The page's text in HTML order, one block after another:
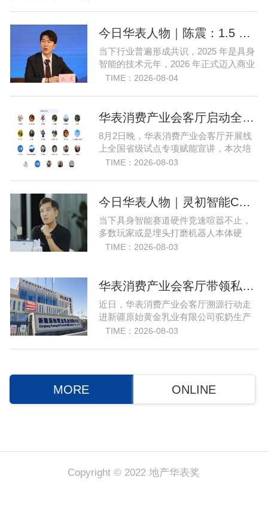
乃至各类小型智能硬件之中，凭借扎实
的技术深耕与严谨的工程思维，走出国
产 AI 差异化落地之路。在曾国洋的技术
布局中，自然流畅的全模态
今日华表人物｜陈震：1.5 亿资金赋能，享刻解锁餐饮机器人规模化
当下行业普遍形成共识，2025 年是具身
智能的技术元年，2026 年正式迈入商业
化落地关键之年。身处行业浪潮之中，
脱离真实商业需求的技术研发终究难以
长久，这也是享刻智能自创立之初便坚
守场景驱动路线的核心缘由。享刻智能
创始人、CEO 陈震纵观当前具
TIME：2026-08-04
华表消费产业会客厅启动全国省级试点招募，首次线上宣讲会圆满举办
8月2日晚，华表消费产业会客厅开展线
上全国省级试点专项赋能宣讲，本次培
训由项目主理人孙燕南亲自宣讲，吸引
产业园区运营负责人参与，聚焦存量空
间盘活、私域变现、稳现金流搭建、试
点落地等核心内容。宣讲立足当下市场
现状，深度剖析行业双重发展困境
TIME：2026-08-03
今日华表人物｜灵初智能CEO王启斌：押注千万级数据解锁具身智能质变
当下具身智能赛道硬件竞速喧嚣不止，
多数玩家或是埋头打磨机器人本体硬
件，或是聚焦单一模型研发，灵初智能
建，跳出同质化内卷。本期对话灵初智
便锁定灵巧操作赛道的底层逻辑，点明
数据规模才是决定行业拐点的核心
TIME：2026-08-03
华表消费产业会客厅带领私域直播团队走进新疆原始黄金乳业，溯源新疆好驼奶
近日，华表消费产业会客厅溯源行动走
进新疆原始黄金乳业有限公司驼奶生产
基地，集结远方好物主力主播在内的 50
源同步联动，以沉浸式实景打卡、全流
程实地核验、社群实时直播种草的形
式，全方位拆解新疆优质驼奶
TIME：2026-08-03
MORE ONLINE
Copyright © 2022 地产华表奖